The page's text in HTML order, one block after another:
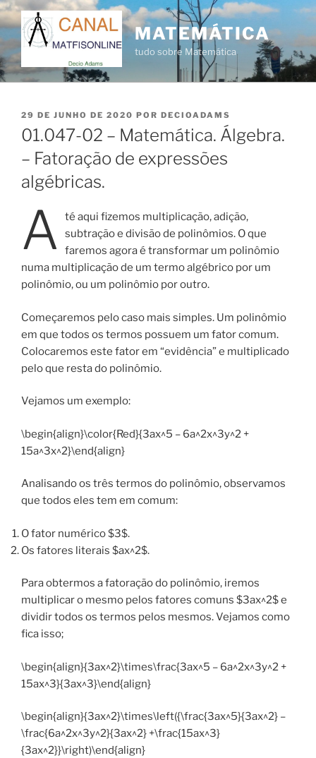
Pular
para
o
conteúdo
MATEMÁTICA
tudo sobre Matemática
PUBLICADO
EM
29 DE JUNHO DE 2020 POR DECIOADAMS
01.047-02 – Matemática. Álgebra.
– Fatoração de expressões
algébricas.
A
té aqui fizemos multiplicação, adição,
subtração e divisão de polinômios. O que
faremos agora é transformar um polinômio
numa multiplicação de um termo algébrico por um
polinômio, ou um polinômio por outro.
Começaremos pelo caso mais simples. Um polinômio
em que todos os termos possuem um fator comum.
Colocaremos este fator em “evidência” e multiplicado
pelo que resta do polinômio.
Vejamos um exemplo:
\begin{align}\color{Red}{3ax^5 – 6a^2x^3y^2 +
15a^3x^2}\end{align}
Analisando os três termos do polinômio, observamos
que todos eles tem em comum:
O fator numérico $3$.
Os fatores literais $ax^2$.
Para obtermos a fatoração do polinômio, iremos
multiplicar o mesmo pelos fatores comuns $3ax^2$ e
dividir todos os termos pelos mesmos. Vejamos como
fica isso;
\begin{align}{3ax^2}\times\frac{3ax^5 – 6a^2x^3y^2 +
15ax^3}{3ax^3}\end{align}
\begin{align}{3ax^2}\times\left({\frac{3ax^5}{3ax^2} –
\frac{6a^2x^3y^2}{3ax^2} +\frac{15ax^3}
{3ax^2}}\right)\end{align}